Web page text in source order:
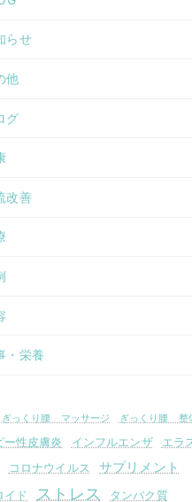
らせ
他
グ
改善
・栄養
ぎっくり腰 マッサージ ぎっくり腰 整
ー性皮膚炎 インフルエンザ エラ
コロナウイルス サプリメント
イド ストレス
タンパク質